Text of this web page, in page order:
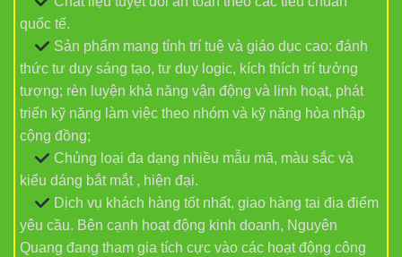
quốc tế.
Sản phẩm mang tính trí tuệ và giáo dục cao: đánh
thức tư duy sáng tạo, tư duy logic, kích thích trí tưởng
tượng; rèn luyện khả năng vận động và linh hoạt, phát
triển kỹ năng làm việc theo nhóm và kỹ năng hòa nhập
cộng đồng;
Chủng loại đa dạng nhiều mẫu mã, màu sắc và
kiểu dáng bắt mắt , hiện đại.
Dịch vụ khách hàng tốt nhất, giao hàng tại địa điểm
yêu cầu. Bên cạnh hoạt động kinh doanh, Nguyên
Quang đang tham gia tích cực vào các hoạt động công